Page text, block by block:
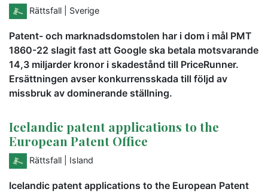
Rättsfall | Sverige
Patent- och marknadsdomstolen har i dom i mål PMT
1860-22 slagit fast att Google ska betala motsvarande
14,3 miljarder kronor i skadestånd till PriceRunner.
Ersättningen avser konkurrensskada till följd av
missbruk av dominerande ställning.
Icelandic patent applications to the
European Patent Office
Rättsfall | Island
Icelandic patent applications to the European Patent